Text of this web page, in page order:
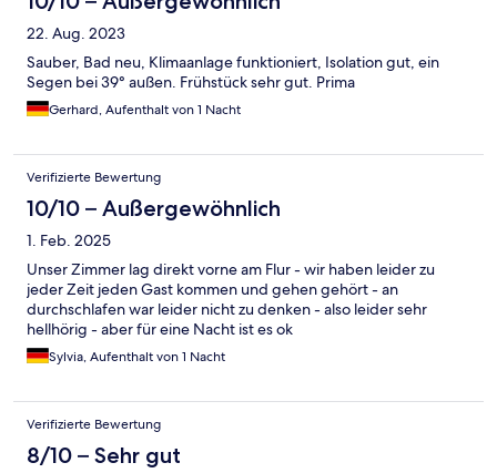
22. Aug. 2023
Sauber, Bad neu, Klimaanlage funktioniert, Isolation gut, ein
Segen bei 39° außen. Frühstück sehr gut. Prima
Gerhard, Aufenthalt von 1 Nacht
Verifizierte Bewertung
10/10 – Außergewöhnlich
1. Feb. 2025
Unser Zimmer lag direkt vorne am Flur - wir haben leider zu
jeder Zeit jeden Gast kommen und gehen gehört - an
durchschlafen war leider nicht zu denken - also leider sehr
hellhörig - aber für eine Nacht ist es ok
Sylvia, Aufenthalt von 1 Nacht
Verifizierte Bewertung
8/10 – Sehr gut